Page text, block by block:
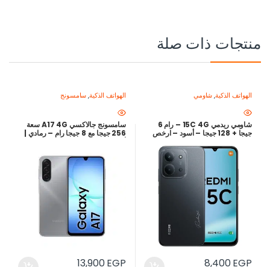
منتجات ذات صلة
الهواتف الذكية,شاومي
شاومي ريدمي 15C 4G – رام 6
جيجا + 128 جيجا – أسود – ارخص
8,400EGP
الهواتف الذكية,سامسونج
سامسونج جالاكسي A17 4G سعة
256 جيجا مع 8 جيجا رام – رمادي |
13,900EGP